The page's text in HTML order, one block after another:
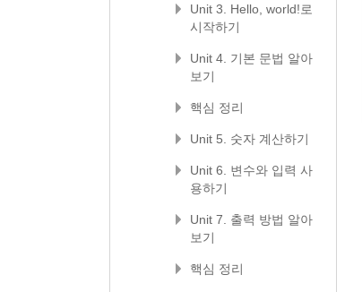
Unit 3. Hello, world!로
시작하기
Unit 4. 기본 문법 알아
보기
핵심 정리
Unit 5. 숫자 계산하기
Unit 6. 변수와 입력 사
용하기
Unit 7. 출력 방법 알아
보기
핵심 정리